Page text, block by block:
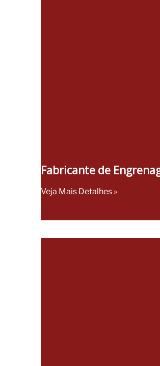
Fabricante de
Veja Mais Detalhes »